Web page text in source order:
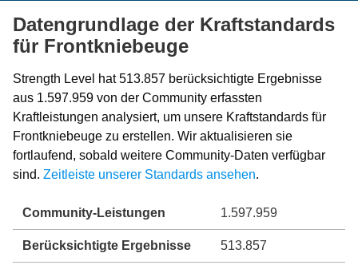
Datengrundlage der Kraftstandards
für Frontkniebeuge
Strength Level hat 513.857 berücksichtigte Ergebnisse
aus 1.597.959 von der Community erfassten
Kraftleistungen analysiert, um unsere Kraftstandards für
Frontkniebeuge zu erstellen. Wir aktualisieren sie
fortlaufend, sobald weitere Community-Daten verfügbar
sind. Zeitleiste unserer Standards ansehen.
Community-Leistungen 1.597.959
Berücksichtigte Ergebnisse 513.857